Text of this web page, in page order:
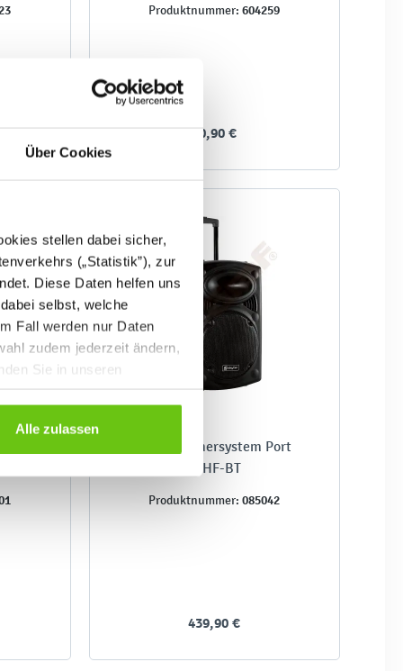
Über Cookies
stellen dabei sicher,
(„Statistik”), zur
Diese Daten helfen uns
selbst, welche
Fall werden nur Daten
zudem jederzeit ändern,
Sie in unseren
Alle zulassen
Produktnummer: 604259
40,90 €
Lautsprechersystem Port
8VHF-BT
Produktnummer: 085042
439,90 €